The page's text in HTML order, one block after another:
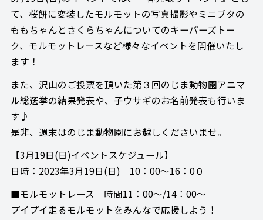
て、桜餅に変装したモルモットの写真撮影やミニブタの
ももちゃんとさくらちゃんについてのキーパーズトー
ク、モルモットレースなど様々なイベントを開催いたし
ます！
また、沢山のご投票を頂いた第３回のじま動物園アニマ
ル総選挙の結果発表や、子ウサギのお名前発表も行いま
す♪
是非、週末はのじま動物園にお越しくださいませ。
【3月19日(日)イベントスケジュール】
日時：2023年3月19日(日) 10：00～16：0０
■モルモットレース 時間11：00～/14：00～
プイプイ走るモルモットをみんなで応援しよう！